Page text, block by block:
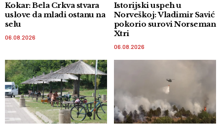
Kokar: Bela Crkva stvara
uslove da mladi ostanu na
selu
06.08.2026
Istorijski uspeh u
Norveškoj: Vladimir Savić
pokorio surovi Norseman
Xtri
06.08.2026